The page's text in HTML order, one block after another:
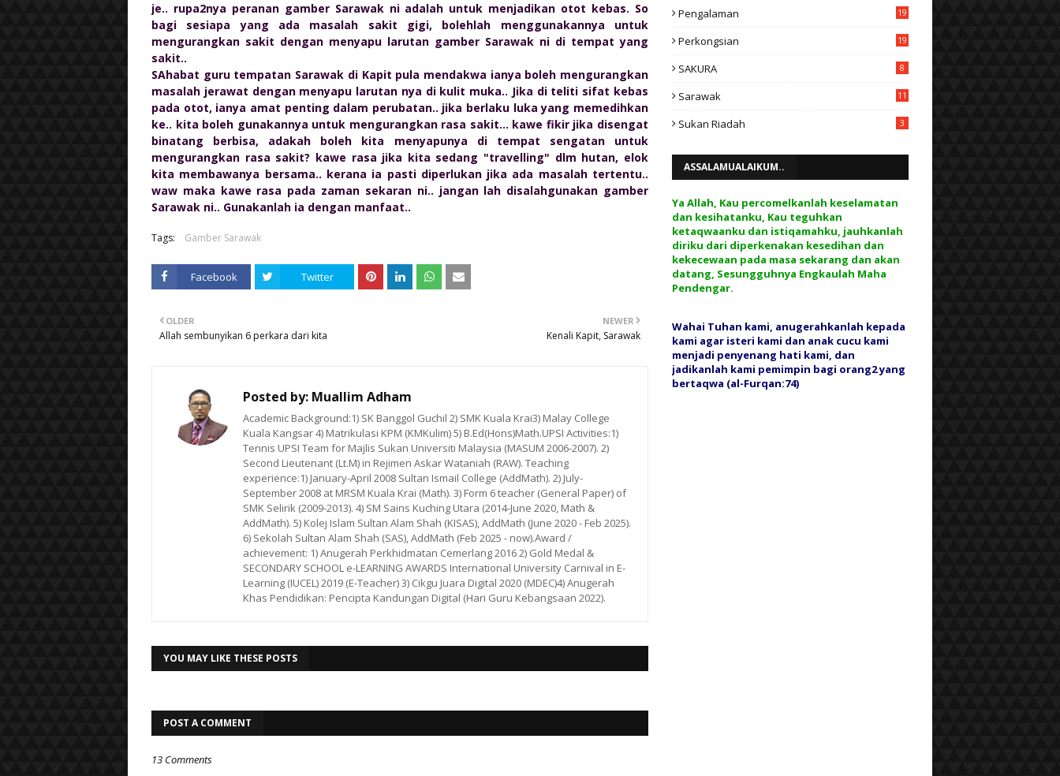
je.. rupa2nya peranan gamber Sarawak ni adalah untuk menjadikan otot kebas. So
bagi sesiapa yang ada masalah sakit gigi, bolehlah menggunakannya untuk
mengurangkan sakit dengan menyapu larutan gamber Sarawak ni di tempat yang
sakit..
SAhabat guru tempatan Sarawak di Kapit pula mendakwa ianya boleh mengurangkan
masalah jerawat dengan menyapu larutan nya di kulit muka.. Jika di teliti sifat kebas
pada otot, ianya amat penting dalam perubatan.. jika berlaku luka yang memedihkan
ke.. kita boleh gunakannya untuk mengurangkan rasa sakit... kawe fikir jika disengat
binatang berbisa, adakah boleh kita menyapunya di tempat sengatan untuk
mengurangkan rasa sakit? kawe rasa jika kita sedang "travelling" dlm hutan, elok
kita membawanya bersama.. kerana ia pasti diperlukan jika ada masalah tertentu..
waw maka kawe rasa pada zaman sekaran ni.. jangan lah disalahgunakan gamber
Sarawak ni.. Gunakanlah ia dengan manfaat..
Tags: Gamber Sarawak
Facebook Twitter
NEWER
Kenali Kapit, Sarawak
OLDER
Allah sembunyikan 6 perkara dari kita
Posted by: Muallim Adham
Academic Background:1) SK Banggol Guchil 2) SMK Kuala Krai3) Malay College
Kuala Kangsar 4) Matrikulasi KPM (KMKulim) 5) B.Ed(Hons)Math.UPSI Activities:1)
Tennis UPSI Team for Majlis Sukan Universiti Malaysia (MASUM 2006-2007). 2)
Second Lieutenant (Lt.M) in Rejimen Askar Wataniah (RAW). Teaching
experience:1) January-April 2008 Sultan Ismail College (AddMath). 2) July-
September 2008 at MRSM Kuala Krai (Math). 3) Form 6 teacher (General Paper) of
SMK Selirik (2009-2013). 4) SM Sains Kuching Utara (2014-June 2020, Math &
AddMath). 5) Kolej Islam Sultan Alam Shah (KISAS), AddMath (June 2020 - Feb 2025).
6) Sekolah Sultan Alam Shah (SAS), AddMath (Feb 2025 - now).Award /
achievement: 1) Anugerah Perkhidmatan Cemerlang 2016 2) Gold Medal &
SECONDARY SCHOOL e-LEARNING AWARDS International University Carnival in E-
Learning (IUCEL) 2019 (E-Teacher) 3) Cikgu Juara Digital 2020 (MDEC)4) Anugerah
Khas Pendidikan: Pencipta Kandungan Digital (Hari Guru Kebangsaan 2022).
YOU MAY LIKE THESE POSTS
POST A COMMENT
13 Comments
Pengalaman 19
Perkongsian 19
SAKURA 8
Sarawak 11
Sukan Riadah 3
ASSALAMUALAIKUM..
Ya Allah, Kau percomelkanlah keselamatan
dan kesihatanku, Kau teguhkan
ketaqwaanku dan istiqamahku, jauhkanlah
diriku dari diperkenakan kesedihan dan
kekecewaan pada masa sekarang dan akan
datang, Sesungguhnya Engkaulah Maha
Pendengar.
Wahai Tuhan kami, anugerahkanlah kepada
kami agar isteri kami dan anak cucu kami
menjadi penyenang hati kami, dan
jadikanlah kami pemimpin bagi orang2 yang
bertaqwa (al-Furqan:74)